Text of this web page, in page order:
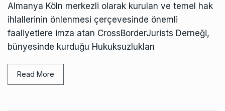
Almanya Köln merkezli olarak kurulan ve temel hak
ihlallerinin önlenmesi çerçevesinde önemli
faaliyetlere imza atan CrossBorderJurists Derneği,
bünyesinde kurduğu Hukuksuzlukları
Read More